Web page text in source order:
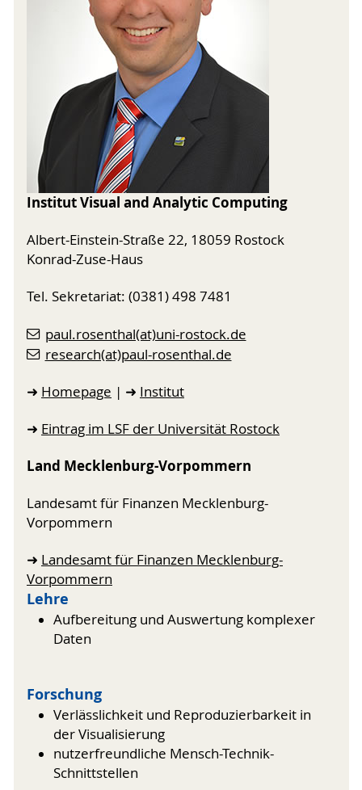
Institut Visual and Analytic Computing
Albert-Einstein-Straße 22, 18059 Rostock
Konrad-Zuse-Haus
Tel. Sekretariat: (0381) 498 7481
paul.rosenthal(at)uni-rostock.de
research(at)paul-rosenthal.de
➜ Homepage | ➜ Institut
➜ Eintrag im LSF der Universität Rostock
Land Mecklenburg-Vorpommern
Landesamt für Finanzen Mecklenburg-
Vorpommern
➜ Landesamt für Finanzen Mecklenburg-
Vorpommern
Lehre
Aufbereitung und Auswertung komplexer
Daten
Forschung
Verlässlichkeit und Reproduzierbarkeit in
der Visualisierung
nutzerfreundliche Mensch-Technik-
Schnittstellen